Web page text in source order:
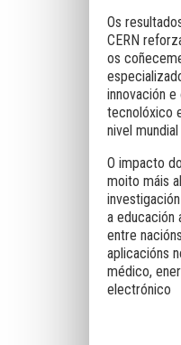
Os
CERN
os
innovación e
tecnolóxico
nivel mundial
O impacto
moito máis
a educación
entre
aplicacións
médico,
electrónico